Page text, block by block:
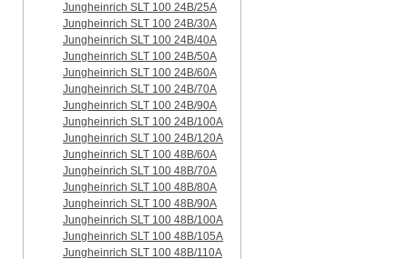
Jungheinrich SLT 100 24B/25A
Jungheinrich SLT 100 24B/30A
Jungheinrich SLT 100 24B/40A
Jungheinrich SLT 100 24B/50A
Jungheinrich SLT 100 24B/60A
Jungheinrich SLT 100 24B/70A
Jungheinrich SLT 100 24B/90A
Jungheinrich SLT 100 24B/100A
Jungheinrich SLT 100 24B/120A
Jungheinrich SLT 100 48B/60A
Jungheinrich SLT 100 48B/70A
Jungheinrich SLT 100 48B/80A
Jungheinrich SLT 100 48B/90A
Jungheinrich SLT 100 48B/100A
Jungheinrich SLT 100 48B/105A
Jungheinrich SLT 100 48B/110A